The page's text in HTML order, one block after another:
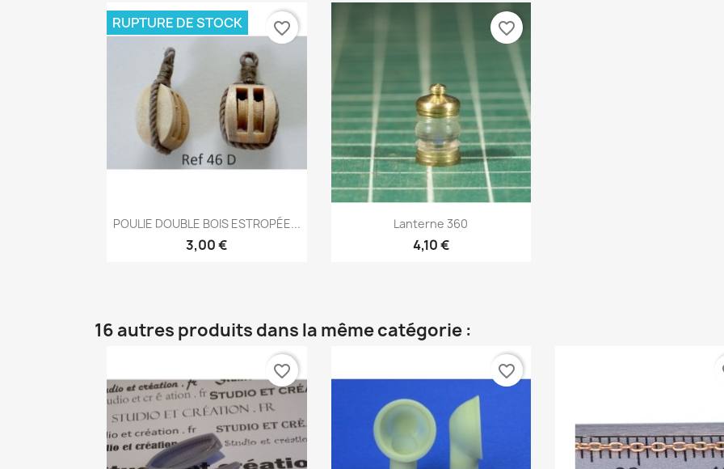
Aperçu rapide
POULIE DOUBLE BOIS ESTROPÉE...
3,00 €
RUPTURE DE STOCK favorite_border
Aperçu rapide
Lanterne 360
4,10 €
favorite_border
16 autres produits dans la même catégorie :
favorite_border favorite_border